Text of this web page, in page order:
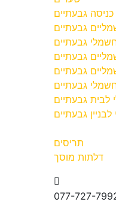
גבעתיים
גבעתיים
גבעתיים
גבעתיים
גבעתיים
גבעתיים
גבעתיים
גבעתיים
תריסים
דלתות מוסך
077-727-